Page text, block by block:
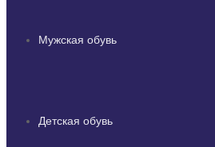
Мужская обувь
Детская обувь